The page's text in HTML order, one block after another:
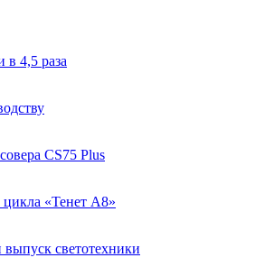
4,5 раза
CS75 Plus
«Тенет A8»
светотехники